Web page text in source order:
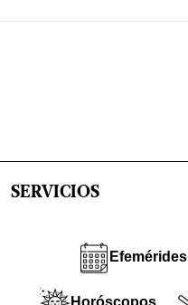
SERVICIOS
Efemérides